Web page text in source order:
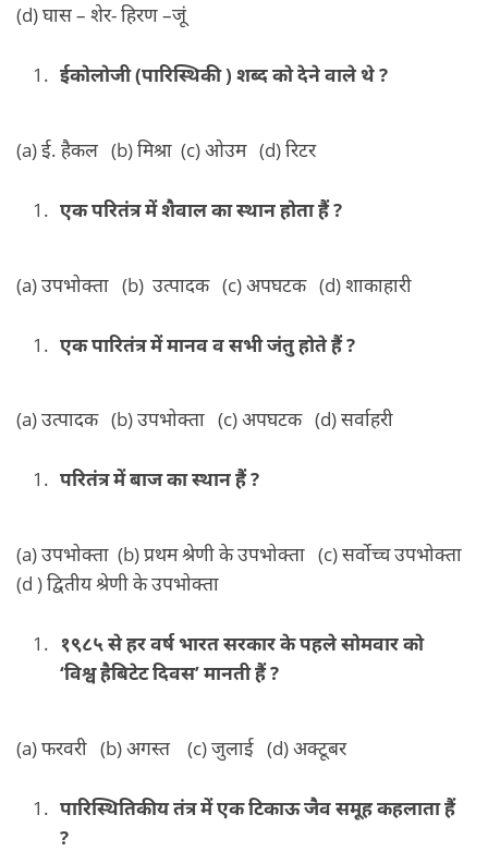
(d) घास – शेर- हिरण –जूं
ईकोलोजी (पारिस्थिकी ) शब्द को देने वाले थे ?
(a) ई. हैकल (b) मिश्रा (c) ओउम (d) रिटर
एक परितंत्र में शैवाल का स्थान होता हैं ?
(a) उपभोक्ता (b) उत्पादक (c) अपघटक (d) शाकाहारी
एक पारितंत्र में मानव व सभी जंतु होते हैं ?
(a) उत्पादक (b) उपभोक्ता (c) अपघटक (d) सर्वाहरी
परितंत्र में बाज का स्थान हैं ?
(a) उपभोक्ता (b) प्रथम श्रेणी के उपभोक्ता (c) सर्वोच्च उपभोक्ता
(d ) द्वितीय श्रेणी के उपभोक्ता
१९८५ से हर वर्ष भारत सरकार के पहले सोमवार को
‘विश्व हैबिटेट दिवस’ मानती हैं ?
(a) फरवरी (b) अगस्त (c) जुलाई (d) अक्टूबर
पारिस्थितिकीय तंत्र में एक टिकाऊ जैव समूह कहलाता हैं
?